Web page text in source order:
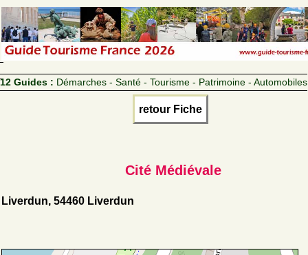
12 Guides : Démarches - Santé - Tourisme - Patrimoine - Automobiles
retour Fiche
Cité Médiévale
Liverdun, 54460 Liverdun